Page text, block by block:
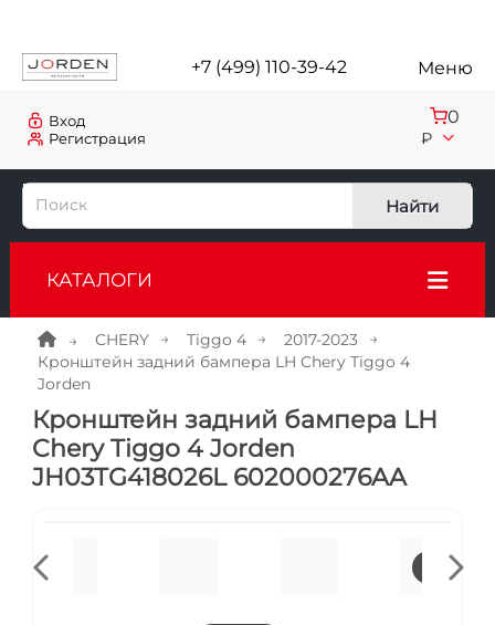
+7 (499) 110-39-42 Меню
Регистрация
Вход 0
₽
Найти
КАТАЛОГИ
CHERY Tiggo 4
2017-2023
Кронштейн задний бампера LH Chery Tiggo 4
Jorden
Кронштейн задний бампера LH
Chery Tiggo 4 Jorden
JH03TG418026L 602000276AA